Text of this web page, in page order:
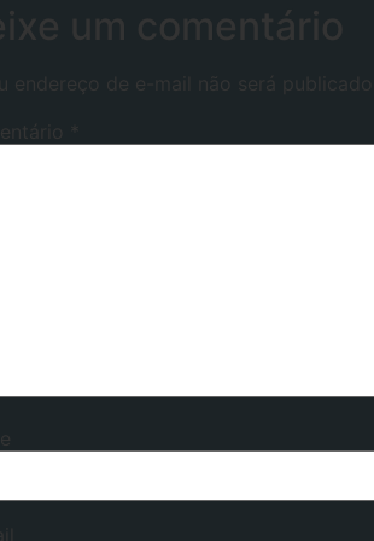
um comentário
endereço de e-mail não será publicado.